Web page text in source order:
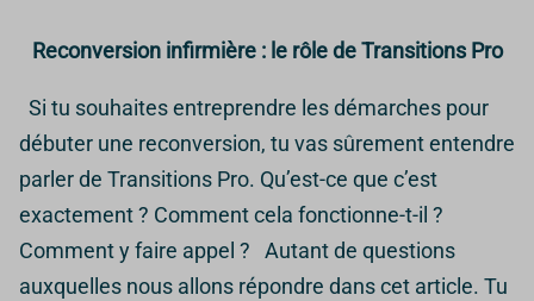
Reconversion infirmière : le rôle de Transitions Pro
Si tu souhaites entreprendre les démarches pour
débuter une reconversion, tu vas sûrement entendre
parler de Transitions Pro. Qu’est-ce que c’est
exactement ? Comment cela fonctionne-t-il ?
Comment y faire appel ? Autant de questions
auxquelles nous allons répondre dans cet article. Tu